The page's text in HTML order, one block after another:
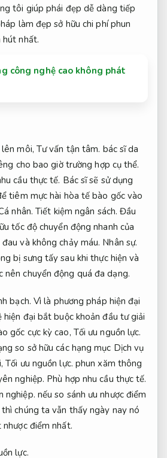
tôi giúp phái đẹp dễ dàng tiếp
làm đẹp sở hữu chi phí phun
hút nhất.
công nghệ cao không phát
môi, Tư vấn tận tâm. bác sĩ da
cho bao giờ trường hợp cụ thể.
cầu thực tế. Bác sĩ sẽ sử dụng
tiêm mực hài hòa tế bào gốc vào
nhân. Tiết kiệm ngân sách. Đầu
tốc độ chuyển động nhanh của
và không chảy máu. Nhân sự.
bị sưng tấy sau khi thực hiện và
nên chuyển động quá đa dạng.
bạch. Vì là phương pháp hiện đại
đại bắt buộc khoản đầu tư giải
gốc cực kỳ cao, Tối ưu nguồn lực.
so sở hữu các hạng mục Dịch vụ
Tối ưu nguồn lực. phun xăm thông
nghiệp. Phù hợp nhu cầu thực tế.
nghiệp. nếu so sánh ưu nhược điểm
chúng ta vẫn thấy ngày nay nó
điểm nhất.
lực.